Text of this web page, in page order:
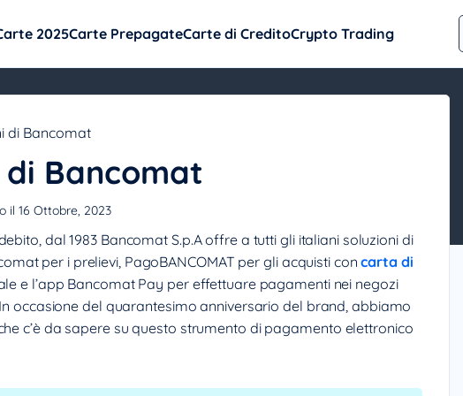
2025Carte PrepagateCarte di CreditoCrypto Trading
di Bancomat
Bancomat
il 16 Ottobre, 2023
dal 1983 Bancomat S.p.A offre a tutti gli italiani soluzioni di
per i prelievi, PagoBANCOMAT per gli acquisti concarta di
e l’app Bancomat Pay per effettuare pagamenti nei negozi
occasione del quarantesimo anniversario del brand, abbiamo
c’è da sapere su questo strumento di pagamento elettronico